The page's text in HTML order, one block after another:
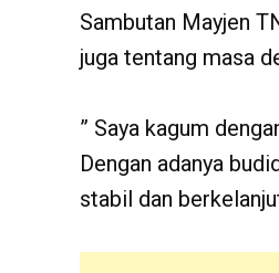
Sambutan Mayjen
juga tentang masa
” Saya kagum
Dengan adanya
stabil dan